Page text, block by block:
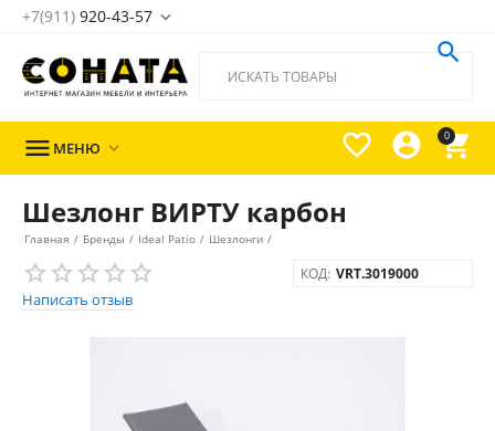
+7(911) 920-43-57 
0




 МЕНЮ 
Шезлонг ВИРТУ карбон
Главная / Бренды / Ideal Patio / Шезлонги /
Написать отзыв
КОД: VRT.3019000